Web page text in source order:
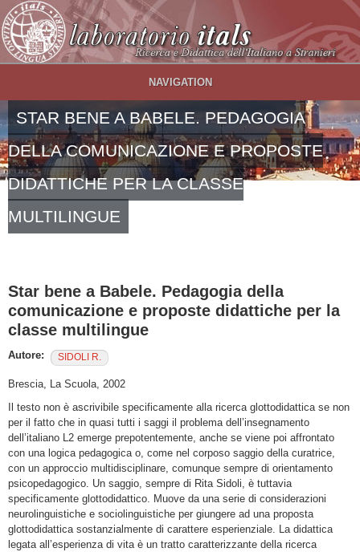
Salta al contenuto principale
NAVIGATION
STAR BENE A BABELE. PEDAGOGIA
DELLA COMUNICAZIONE E PROPOSTE
DIDATTICHE PER LA CLASSE
MULTILINGUE
Star bene a Babele. Pedagogia della
comunicazione e proposte didattiche per la
classe multilingue
Autore: SIDOLI R.
Brescia, La Scuola, 2002
Il testo non è ascrivibile specificamente alla ricerca glottodidattica se non
per il fatto che in quasi tutti i saggi il problema dell’insegnamento
dell’italiano L2 emerge prepotentemente, anche se viene poi affrontato
con una logica pedagogica o, come nel corposo saggio della curatrice,
con un approccio multidisciplinare, comunque sempre di orientamento
psicopedagogico. Un saggio, sempre di Rita Sidoli, è tuttavia
specificamente glottodidattico. Muove da una serie di considerazioni
neurolinguistiche e sociolinguistiche per giungere ad una proposta
glottodidattica sostanzialmente di carattere esperienziale. La didattica
legata all’esperienza di vita è un tratto caratterizzante della ricerca